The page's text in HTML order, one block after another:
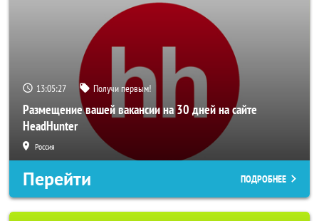
13:05:25 Получи первым!
Размещение вашей вакансии на 30 дней на сайте
HeadHunter
Россия
Перейти ПОДРОБНЕЕ